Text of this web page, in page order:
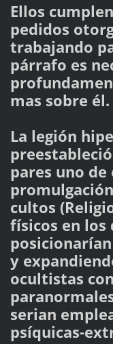
Ellos
pedidos
trabajando
párrafo es
mas sobre él.
La legión
pares uno
cultos
físicos en los
y
ocultistas
serian
psíquicas-